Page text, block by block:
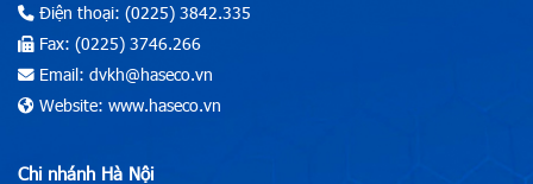
Điện thoại: (0225) 3842.335
Fax: (0225) 3746.266
Email: dvkh@haseco.vn
Website: www.haseco.vn
Chi nhánh Hà Nội